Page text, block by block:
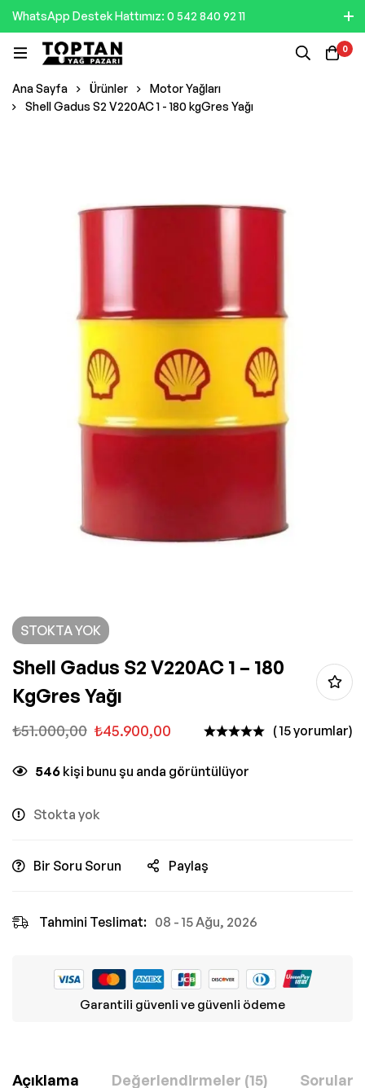
WhatsApp Destek Hattımız: 0 542 840 92 11
0
Ana Sayfa Ürünler
Motor Yağları
Shell Gadus S2 V220AC 1 - 180 kgGres Yağı
STOKTA YOK
Shell Gadus S2 V220AC 1 – 180
KgGres Yağı
₺51.000,00 ₺45.900,00 ( 15 yorumlar)
546 kişi bunu şu anda görüntülüyor
Stokta yok
Bir Soru Sorun Paylaş
Tahmini Teslimat: 08 - 15 Ağu, 2026
Garantili güvenli ve güvenli ödeme
Açıklama Değerlendirmeler (15) Sorular